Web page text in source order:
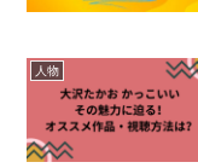
人物